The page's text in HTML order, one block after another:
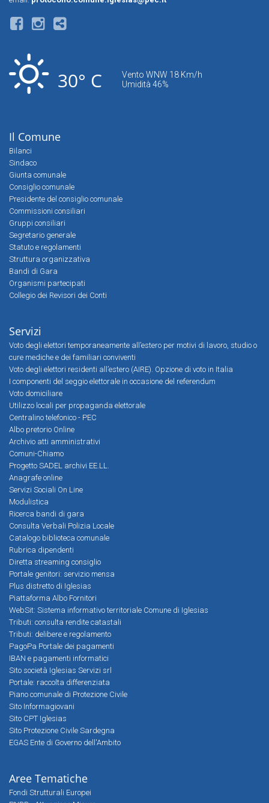
30° C
Vento WNW 18 Km/h
Umidità 46%
Il Comune
Bilanci
Sindaco
Giunta comunale
Consiglio comunale
Presidente del consiglio comunale
Commissioni consiliari
Gruppi consiliari
Segretario generale
Statuto e regolamenti
Struttura organizzativa
Bandi di Gara
Organismi partecipati
Collegio dei Revisori dei Conti
Servizi
Voto degli elettori temporaneamente all’estero per motivi di lavoro, studio o
cure mediche e dei familiari conviventi
Voto degli elettori residenti all’estero (AIRE). Opzione di voto in Italia
I componenti del seggio elettorale in occasione del referendum
Voto domiciliare
Utilizzo locali per propaganda elettorale
Centralino telefonico - PEC
Albo pretorio Online
Archivio atti amministrativi
Comuni-Chiamo
Progetto SADEL archivi EE.LL.
Anagrafe online
Servizi Sociali On Line
Modulistica
Ricerca bandi di gara
Consulta Verbali Polizia Locale
Catalogo biblioteca comunale
Rubrica dipendenti
Diretta streaming consiglio
Portale genitori: servizio mensa
Plus distretto di Iglesias
Piattaforma Albo Fornitori
WebSit: Sistema informativo territoriale Comune di Iglesias
Tributi: consulta rendite catastali
Tributi: delibere e regolamento
PagoPa Portale dei pagamenti
IBAN e pagamenti informatici
Sito società Iglesias Servizi srl
Portale: raccolta differenziata
Piano comunale di Protezione Civile
Sito Informagiovani
Sito CPT Iglesias
Sito Protezione Civile Sardegna
EGAS Ente di Governo dell'Ambito
Aree Tematiche
Fondi Strutturali Europei